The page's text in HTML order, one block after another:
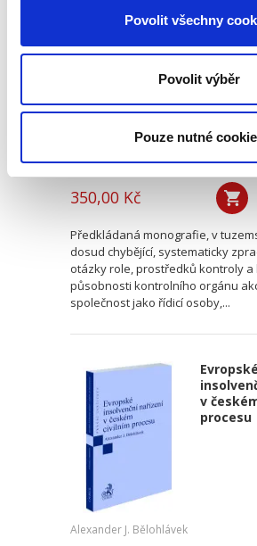
Povolit všechny
Povolit výběr
Pouze nutné
akciové
řídicí
Jiří Bálek
350,00 Kč
Předkládaná monografie, v
dosud chybějící, systematicky
otázky role, prostředků kontroly a
působnosti kontrolního orgánu
společnost jako řídicí osoby,...
Evropské
v
procesu
Alexander J. Bělohlávek